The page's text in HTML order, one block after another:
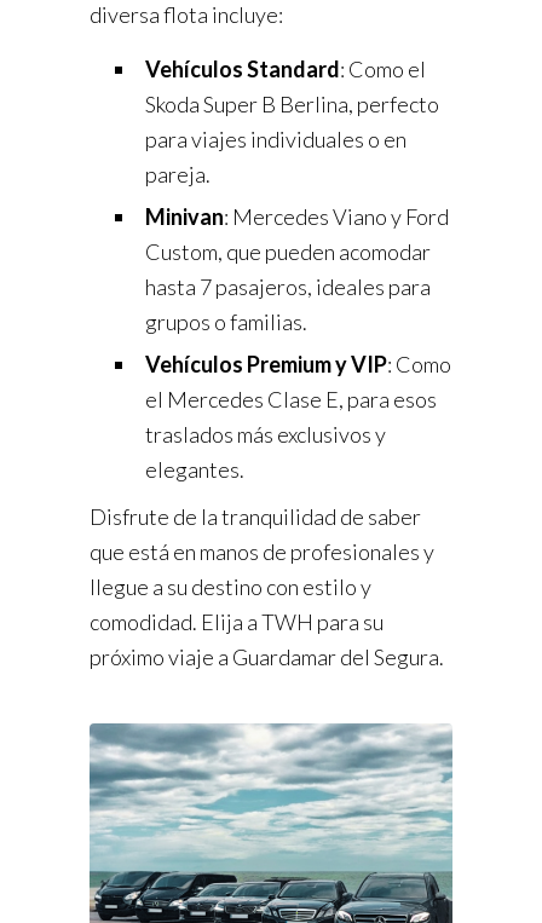
diversa flota incluye:
Vehículos Standard: Como el
Skoda Super B Berlina, perfecto
para viajes individuales o en
pareja.
Minivan: Mercedes Viano y Ford
Custom, que pueden acomodar
hasta 7 pasajeros, ideales para
grupos o familias.
Vehículos Premium y VIP: Como
el Mercedes Clase E, para esos
traslados más exclusivos y
elegantes.
Disfrute de la tranquilidad de saber
que está en manos de profesionales y
llegue a su destino con estilo y
comodidad. Elija a TWH para su
próximo viaje a Guardamar del Segura.